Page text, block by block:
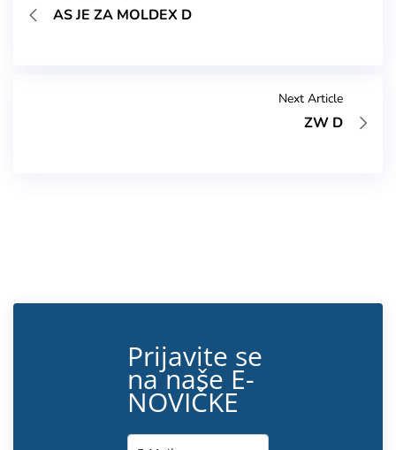
AS JE ZA MOLDEX D
Next Article
ZW D
Prijavite se
na naše E-
NOVIČKE